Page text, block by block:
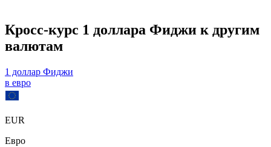
Кросс-курс 1 доллара Фиджи к другим
валютам
1 доллар Фиджи
в евро
EUR
Евро